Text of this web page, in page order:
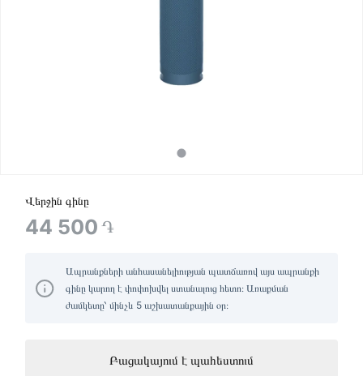
Վերջին գինը
44 500 ֏
Ապրանքների անհասանելիության պատճառով այս ապրանքի
գինը կարող է փոփոխվել ստանալուց հետո։ Առաքման
ժամկետը՝ մինչև 5 աշխատանքային օր։
Բացակայում է պահեստում